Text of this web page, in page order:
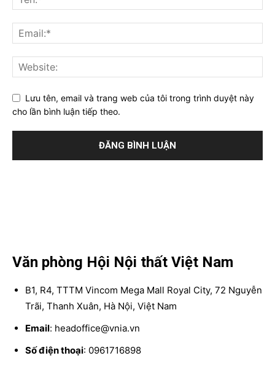
Lưu tên, email và trang web của tôi trong trình duyệt này
cho lần bình luận tiếp theo.
Văn phòng Hội Nội thất Việt Nam
B1, R4, TTTM Vincom Mega Mall Royal City, 72 Nguyễn
Trãi, Thanh Xuân, Hà Nội, Việt Nam
Email: headoffice@vnia.vn
Số điện thoại: 0961716898